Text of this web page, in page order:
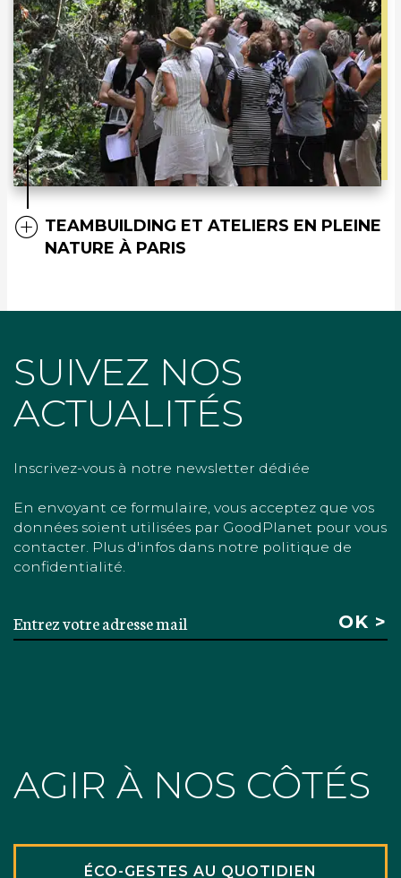
TEAMBUILDING ET ATELIERS EN PLEINE
NATURE À PARIS
SUIVEZ NOS
ACTUALITÉS
Inscrivez-vous à notre newsletter dédiée
En envoyant ce formulaire, vous acceptez que vos
données soient utilisées par GoodPlanet pour vous
contacter. Plus d'infos dans notre politique de
confidentialité.
AGIR À NOS CÔTÉS
ÉCO-GESTES AU QUOTIDIEN